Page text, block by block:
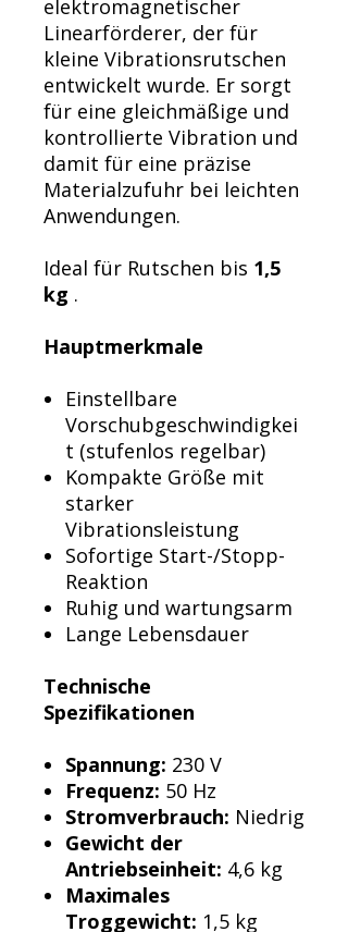
elektromagnetischer
Linearförderer, der für
kleine Vibrationsrutschen
entwickelt wurde. Er sorgt
für eine gleichmäßige und
kontrollierte Vibration und
damit für eine präzise
Materialzufuhr bei leichten
Anwendungen.
Ideal für Rutschen bis 1,5
kg .
Hauptmerkmale
Einstellbare
Vorschubgeschwindigkei
t (stufenlos regelbar)
Kompakte Größe mit
starker
Vibrationsleistung
Sofortige Start-/Stopp-
Reaktion
Ruhig und wartungsarm
Lange Lebensdauer
Technische
Spezifikationen
Spannung: 230 V
Frequenz: 50 Hz
Stromverbrauch: Niedrig
Gewicht der
Antriebseinheit: 4,6 kg
Maximales
Troggewicht: 1,5 kg